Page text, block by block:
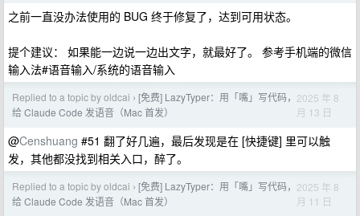
之前一直没办法使用的 BUG 终于修复了，达到可用状态。
提个建议： 如果能一边说一边出文字，就最好了。 参考手机端的微信
输入法#语音输入/系统的语音输入
Replied to a topic by oldcai › [免费] LazyTyper：用「嘴」写代码，
给 Claude Code 发语音（Mac 首发）
2025 年 8
月 13 日
@Censhuang #51 翻了好几遍，最后发现是在 [快捷键] 里可以触
发，其他都没找到相关入口，醉了。
Replied to a topic by oldcai › [免费] LazyTyper：用「嘴」写代码，
给 Claude Code 发语音（Mac 首发）
2025 年 8
月 11 日